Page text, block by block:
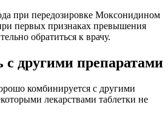
при передозировке Моксонидином
первых признаках превышения
обратиться к врачу.
с другими препаратами
комбинируется с другими
лекарствами таблетки не